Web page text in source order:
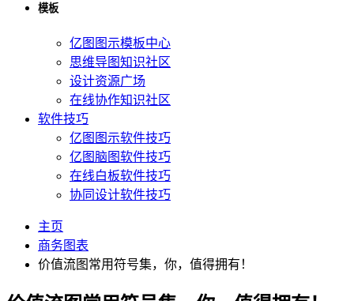
模板
亿图图示模板中心
思维导图知识社区
设计资源广场
在线协作知识社区
软件技巧
亿图图示软件技巧
亿图脑图软件技巧
在线白板软件技巧
协同设计软件技巧
主页
商务图表
价值流图常用符号集，你，值得拥有！